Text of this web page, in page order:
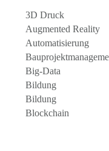
3D Druck
Augmented Reality
Automatisierung
Big-Data
Bildung
Bildung
Blockchain